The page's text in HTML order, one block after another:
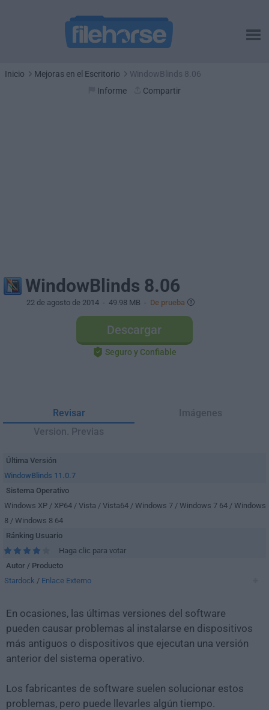
Inicio Mejoras en el Escritorio
WindowBlinds 8.06
Informe
Compartir
WindowBlinds 8.06
22 de agosto de 2014 - 49.98 MB - De prueba
Descargar
Seguro y Confiable
Revisar
Imágenes
Version. Previas
Última Versión
WindowBlinds 11.0.7
Sistema Operativo
Windows XP / XP64 / Vista / Vista64 / Windows 7 / Windows 7 64 / Windows
8 / Windows 8 64
Ránking Usuario
Haga clic para votar
Autor / Producto
Stardock / Enlace Externo
En ocasiones, las últimas versiones del software
pueden causar problemas al instalarse en dispositivos
más antiguos o dispositivos que ejecutan una versión
anterior del sistema operativo.
Los fabricantes de software suelen solucionar estos
problemas, pero puede llevarles algún tiempo.